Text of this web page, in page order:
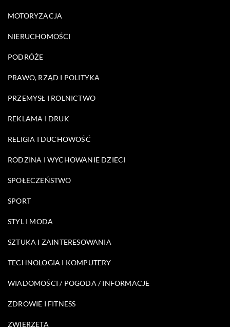
MOTORYZACJA
NIERUCHOMOŚCI
PODRÓŻE
PRAWO, RZĄD I POLITYKA
PRZEMYSŁ I ROLNICTWO
REKLAMA I DRUK
RELIGIA I DUCHOWOŚĆ
RODZINA I WYCHOWANIE DZIECI
SPOŁECZEŃSTWO
SPORT
STYL I MODA
SZTUKA I ZAINTERESOWANIA
TECHNOLOGIA I KOMPUTERY
WIADOMOŚCI / POGODA / INFORMACJE
ZDROWIE I FITNESS
ZWIERZĘTA